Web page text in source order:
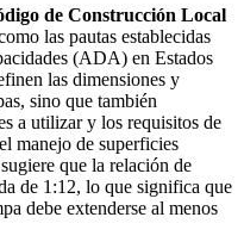
de Construcción Local
las pautas establecidas
(ADA) en Estados
las dimensiones y
sino que también
a utilizar y los requisitos de
manejo de superficies
que la relación de
de 1:12, lo que significa que
debe extenderse al menos